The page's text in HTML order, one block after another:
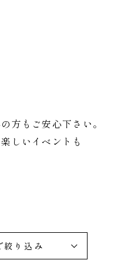
方もご安心下さい。
しいイベントも
絞り込み